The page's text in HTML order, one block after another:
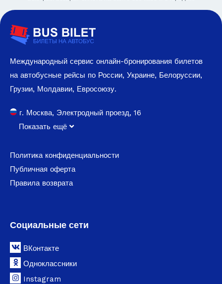
Международный сервис онлайн-бронирования билетов
на автобусные рейсы по России, Украине, Белоруссии,
Грузии, Молдавии, Евросоюзу.
г. Москва, Электродный проезд, 16
Показать ещё
Политика конфиденциальности
Публичная оферта
Правила возврата
Социальные сети
ВКонтакте
Одноклассники
Instagram